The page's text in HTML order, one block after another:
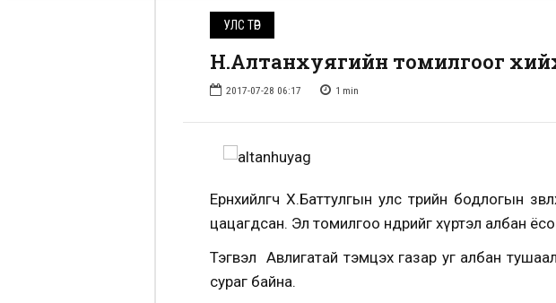
УЛС ТӨР
Н.Алтанхуягийн томилгоог
2017-07-28 06:17 1 min
Ерөнхийлөгч Х.Баттулгын улс төрийн бодлогын
цацагдсан. Эл томилгоо өнөөдрийг хүртэл албан
Тэгвэл Авлигатай тэмцэх газар уг албан
сураг байна.